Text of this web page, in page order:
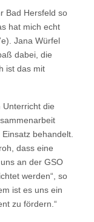
Bad Hersfeld so
hat mich echt
Jana Würfel
dabei, die
ist das mit
Unterricht die
behandelt.
dass eine
an der GSO
werden“, so
ist es uns ein
zu fördern.“